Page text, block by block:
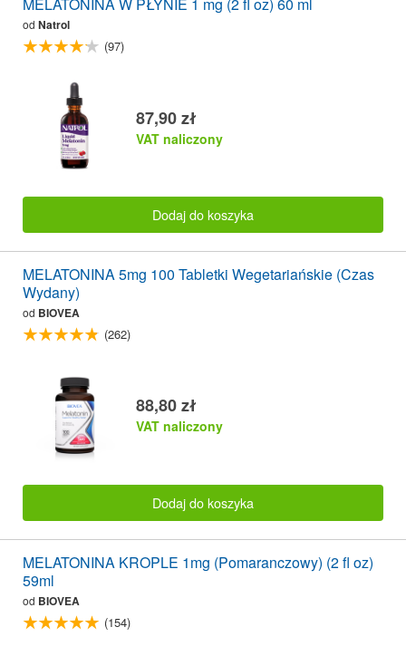
MELATONINA W PŁYNIE 1 mg (2 fl oz) 60 ml
od Natrol
(97)
87,90 zł
VAT naliczony
Dodaj do koszyka
MELATONINA 5mg 100 Tabletki Wegetariańskie (Czas
Wydany)
od BIOVEA
(262)
88,80 zł
VAT naliczony
Dodaj do koszyka
MELATONINA KROPLE 1mg (Pomaranczowy) (2 fl oz)
59ml
od BIOVEA
(154)